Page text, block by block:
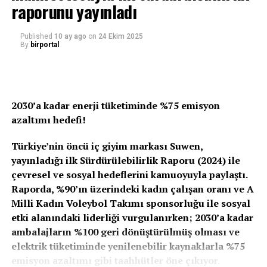
Bu dönüşüm sürecinde istikrarlı büyüme performansıyla
dikkat çeken Suwen’in Genel Müdürü ve Yönetim Kurulu
Üyesi Ali Bolluk, Krea M.I.C.E. tarafından düzenlenen
80 binden fazla çalışanın katılımıyla gerçekleştirilen ve
araştırma; liderlerin yalnızca finansal performansını
değil, kurum kültürü, vizyoner yönetim anlayışı ve
çalışan bağlılığı yaratma kapasitesini de değerlendiriyor.
Bolluk’un liderliği, Suwen’in son yıllarda yakaladığı
büyüme ivmesi ve kurumsal dönüşüm süreciyle birlikte
ele alındığında, ödül stratejik bir başarının yansıması
olarak okunuyor.
Çok Kanallı Güç, Global Vizyon
raporunu yayınladı
Published 10 ay ago on 24 Ekim 2025
By birportal
2030’a kadar enerji tüketiminde %75 emisyon
azaltımı hedefi!
Türkiye’nin öncü iç giyim markası Suwen,
yayınladığı ilk Sürdürülebilirlik Raporu (2024) ile
çevresel ve sosyal hedeflerini kamuoyuyla paylaştı.
Raporda, %90’ın üzerindeki kadın çalışan oranı ve A
Milli Kadın Voleybol Takımı sponsorluğu ile sosyal
etki alanındaki liderliği vurgulanırken; 2030’a kadar
ambalajların %100 geri dönüştürülmüş olması ve
elektrik tüketiminde yenilenebilir kaynaklarla %75
emisyon azaltımı gibi taahhütler öne çıkıyor.